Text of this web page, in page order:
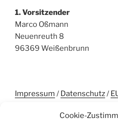
Cookie-
1. Vorsitzender
Marco Oßmann
Neuenreuth 8
96369 Weißenbrunn
Impressum / Datenschutz/